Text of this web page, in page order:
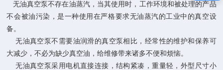
无油真空泵不存在油蒸汽，当其使用时，工作环境和被处理的产品
不会被油污染，是一种使用在严格要求无油蒸汽的工业中的真空设
备。
无油真空泵不需要油润滑的真空泵相比，经常性的维护和保养可
大减少，不必为缺少真空油，给维修带来诸多不便和烦恼。
无油真空泵采用电机直接连接，结构紧凑，重量轻，外型尺寸小